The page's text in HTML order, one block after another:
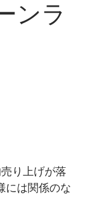
ンラ
り上げが落
には関係のな